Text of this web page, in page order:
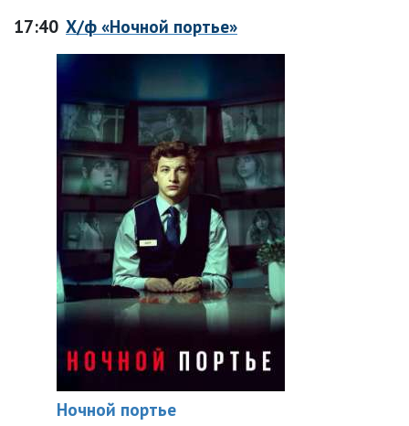
17:40 Х/ф «Ночной портье»
Ночной портье